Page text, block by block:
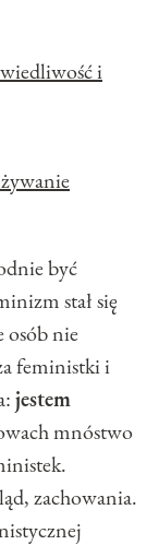
i
być
stał się
osób nie
feministki i
jestem
mnóstwo
zachowania.